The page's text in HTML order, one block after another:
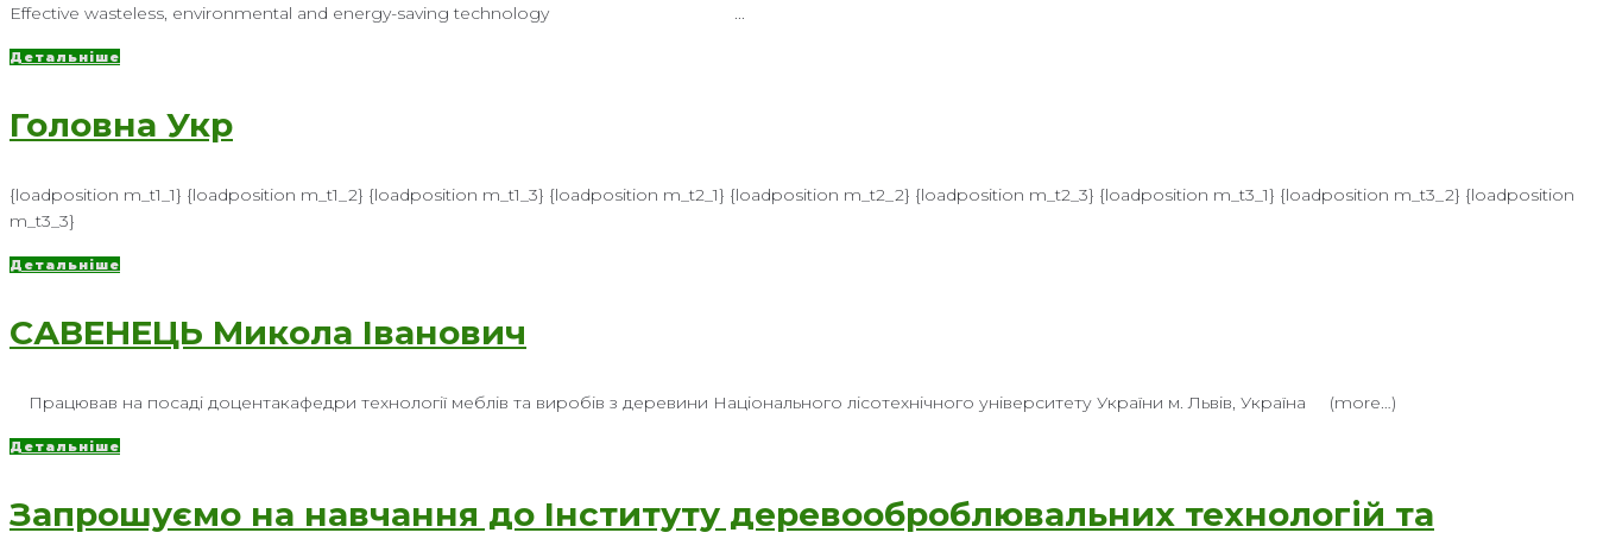
Effective wasteless, environmental and energy-saving technology ...
Детальніше
Головна Укр
{loadposition m_t1_1} {loadposition m_t1_2} {loadposition m_t1_3} {loadposition m_t2_1} {loadposition m_t2_2} {loadposition m_t2_3} {loadposition m_t3_1} {loadposition m_t3_2} {loadposition
m_t3_3}
Детальніше
САВЕНЕЦЬ Микола Іванович
Працював на посаді доцентакафедри технології меблів та виробів з деревини Національного лісотехнічного університету України м. Львів, Україна (more…)
Детальніше
Запрошуємо на навчання до Інституту деревооброблювальних технологій та